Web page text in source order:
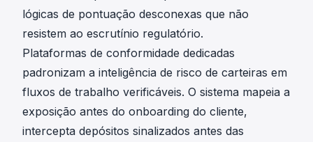
lógicas de pontuação desconexas que não
resistem ao escrutínio regulatório.
Plataformas de conformidade dedicadas
padronizam a inteligência de risco de carteiras em
fluxos de trabalho verificáveis. O sistema mapeia a
exposição antes do onboarding do cliente,
intercepta depósitos sinalizados antes das